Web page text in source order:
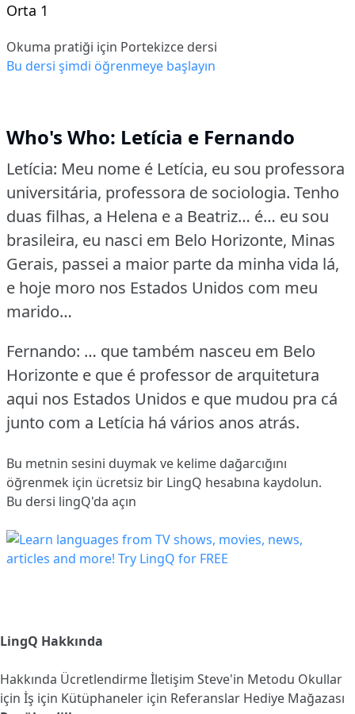
Orta 1
Okuma pratiği için Portekizce dersi
Bu dersi şimdi öğrenmeye başlayın
Who's Who: Letícia e Fernando
Letícia: Meu nome é Letícia, eu sou professora
universitária, professora de sociologia. Tenho
duas filhas, a Helena e a Beatriz… é… eu sou
brasileira, eu nasci em Belo Horizonte, Minas
Gerais, passei a maior parte da minha vida lá,
e hoje moro nos Estados Unidos com meu
marido…
Fernando: … que também nasceu em Belo
Horizonte e que é professor de arquitetura
aqui nos Estados Unidos e que mudou pra cá
junto com a Letícia há vários anos atrás.
Bu metnin sesini duymak ve kelime dağarcığını
öğrenmek için ücretsiz bir LingQ hesabına kaydolun.
Bu dersi lingQ'da açın
LingQ Hakkında
Hakkında Ücretlendirmeİletişim Steve'in Metodu Okullar
için İş için Kütüphaneler için Referanslar Hediye Mağazası